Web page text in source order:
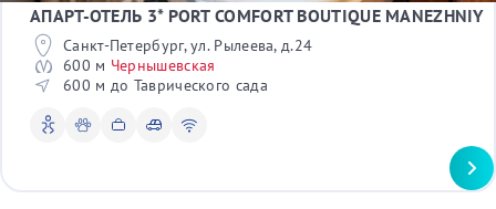
АПАРТ-ОТЕЛЬ 3* PORT COMFORT BOUTIQUE MANEZHNIY
Санкт-Петербург, ул. Рылеева, д.24
600 м Чернышевская
600 м до Таврического сада